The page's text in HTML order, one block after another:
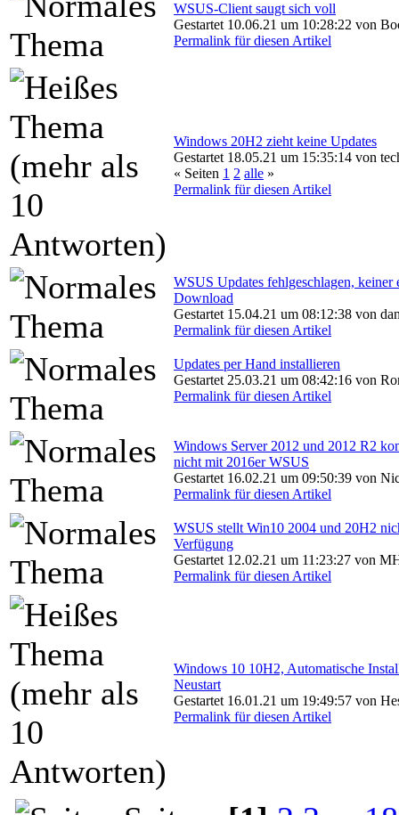
WSUS-Client saugt sich voll
Gestartet 10.06.21 um 10:28:22 von
Permalink für diesen Artikel
Windows 20H2 zieht keine Updates
Gestartet 18.05.21 um 15:35:14 von
« Seiten 1 2 alle »
Permalink für diesen Artikel
WSUS Updates fehlgeschlagen, keiner
Download
Gestartet 15.04.21 um 08:12:38 von
Permalink für diesen Artikel
Updates per Hand installieren
Gestartet 25.03.21 um 08:42:16 von
Permalink für diesen Artikel
Windows Server 2012 und 2012 R2
nicht mit 2016er WSUS
Gestartet 16.02.21 um 09:50:39 von
Permalink für diesen Artikel
WSUS stellt Win10 2004 und 20H2
Verfügung
Gestartet 12.02.21 um 11:23:27 von
Permalink für diesen Artikel
Windows 10 10H2, Automatische
Neustart
Gestartet 16.01.21 um 19:49:57 von
Permalink für diesen Artikel